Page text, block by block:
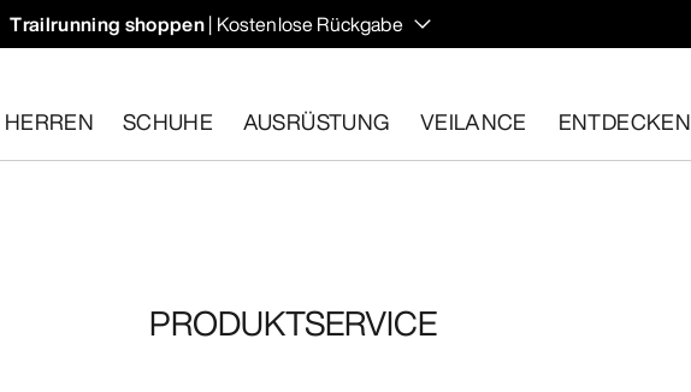
Trailrunning shoppen| Kostenlose Rückgabe
Artikel innerhalb von 30 Tagen zurückgeben.
HERREN SCHUHE AUSRÜSTUNG VEILANCE ENTDECKEN
PRODUKTSERVICE